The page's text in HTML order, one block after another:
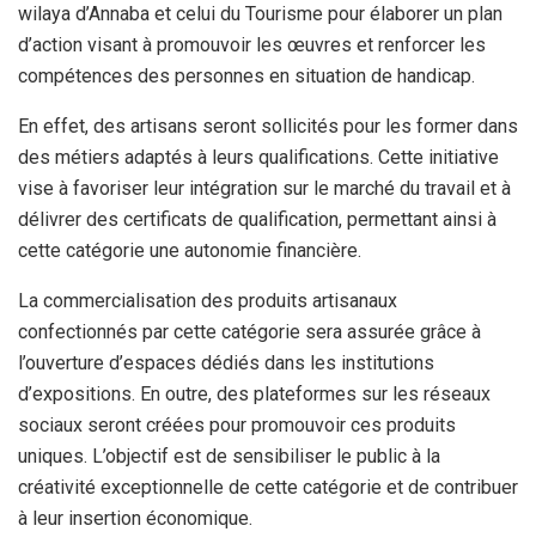
wilaya d’Annaba et celui du Tourisme pour élaborer un plan
d’action visant à promouvoir les œuvres et renforcer les
compétences des personnes en situation de handicap.
En effet, des artisans seront sollicités pour les former dans
des métiers adaptés à leurs qualifications. Cette initiative
vise à favoriser leur intégration sur le marché du travail et à
délivrer des certificats de qualification, permettant ainsi à
cette catégorie une autonomie financière.
La commercialisation des produits artisanaux
confectionnés par cette catégorie sera assurée grâce à
l’ouverture d’espaces dédiés dans les institutions
d’expositions. En outre, des plateformes sur les réseaux
sociaux seront créées pour promouvoir ces produits
uniques. L’objectif est de sensibiliser le public à la
créativité exceptionnelle de cette catégorie et de contribuer
à leur insertion économique.